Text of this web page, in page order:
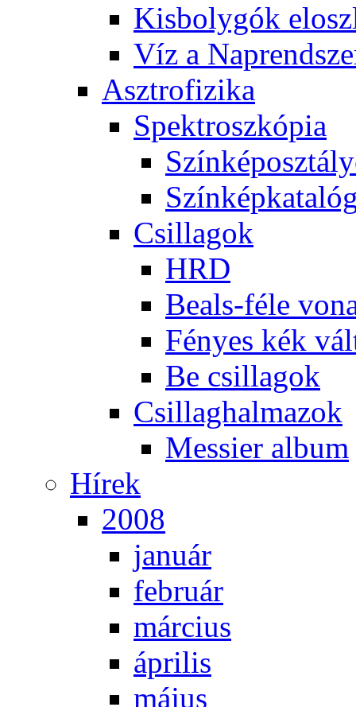
Kis­boly­gók
Víz a
Aszt­ro­fi­zi­ka
Spekt­rosz­kó­pia
Csil­la­gok
HRD
Be­als-fé­le
Fé­nyes kék
Be csil­la­gok
Csil­lag­hal­ma­zok
Mes­si­er al­bum
Hí­rek
2008
ja­nu­ár
feb­ru­ár
már­ci­us
áp­ri­lis
má­jus